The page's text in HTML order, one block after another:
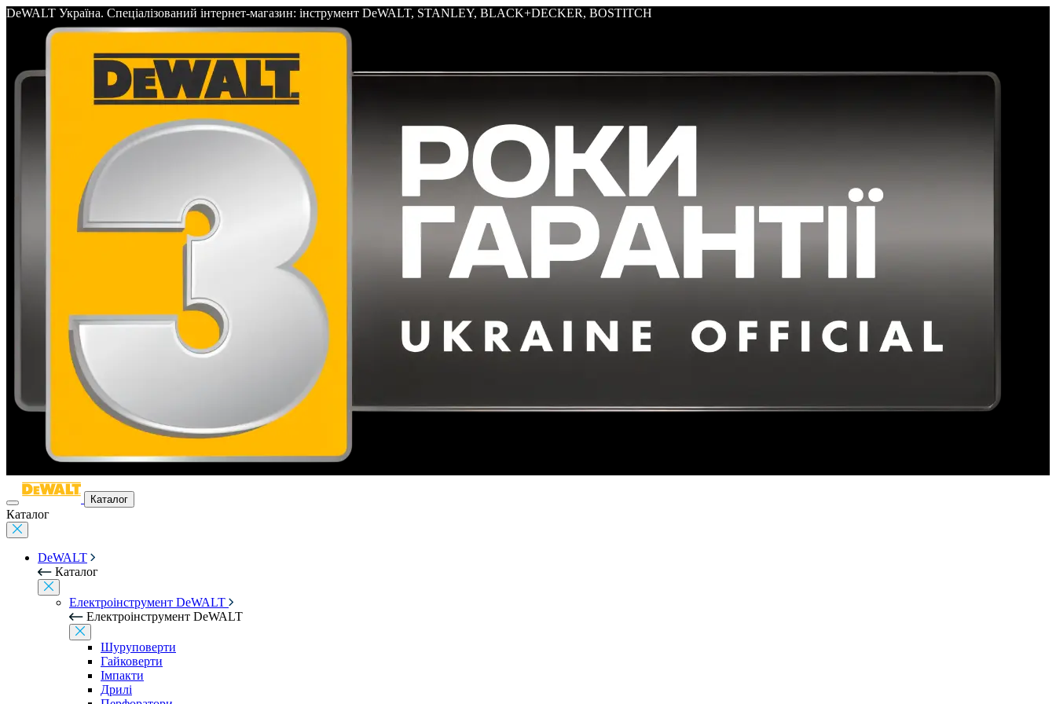
DeWALT Україна. Спеціалізований інтернет-магазин: інструмент DeWALT, STANLEY, BLACK+DECKER, BOSTITCH
Каталог
Каталог
DeWALT
Каталог
Електроінструмент DeWALT
Електроінструмент DeWALT
Шуруповерти
Гайковерти
Імпакти
Дрилі